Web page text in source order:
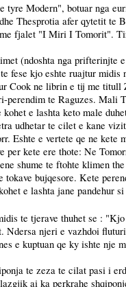
Modern", botuar nga
Thesprotia afer qytetit
fjalet "I Miri I Tomorit".
(ndoshta nga prifterinjte
kjo eshte ruajtur midis
Cook ne librin e tij me titull
te Raguzes.
e lashta keto male
udhetar te cilet e kane
e vertete qe ne
kete ere thote: Ne
shume te ftohte klimen
bujqesore. Kete
e lashta jane pandehur
te tjerave thuhet se :
Ndersa njeri e vazhdoi
e kuptuan qe ky ishte
te zeza te cilat pasi i
ai ka perkrahe